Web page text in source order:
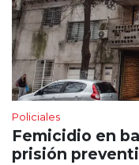
Policiales
Femicidio en
prisión